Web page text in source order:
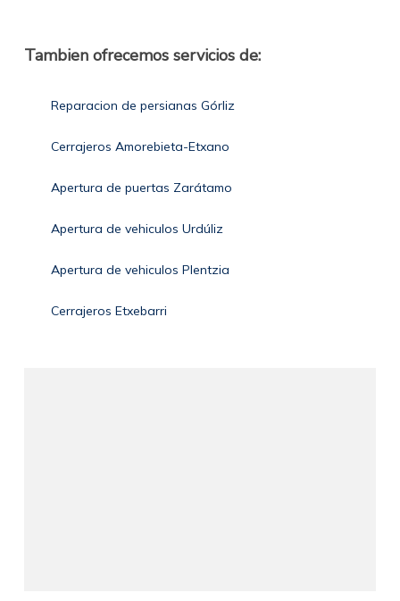
Tambien ofrecemos servicios de:
Reparacion de persianas Górliz
Cerrajeros Amorebieta-Etxano
Apertura de puertas Zarátamo
Apertura de vehiculos Urdúliz
Apertura de vehiculos Plentzia
Cerrajeros Etxebarri